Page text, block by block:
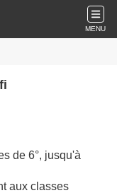
MENU
de 6°, jusqu'à
aux classes